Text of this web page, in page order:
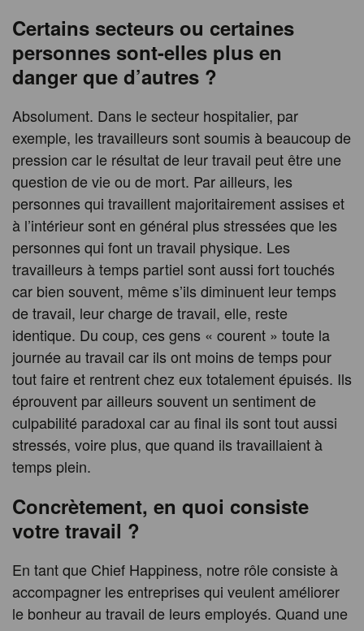
Certains secteurs ou certaines
personnes sont-elles plus en
danger que d’autres ?
Absolument. Dans le secteur hospitalier, par
exemple, les travailleurs sont soumis à beaucoup de
pression car le résultat de leur travail peut être une
question de vie ou de mort. Par ailleurs, les
personnes qui travaillent majoritairement assises et
à l’intérieur sont en général plus stressées que les
personnes qui font un travail physique. Les
travailleurs à temps partiel sont aussi fort touchés
car bien souvent, même s’ils diminuent leur temps
de travail, leur charge de travail, elle, reste
identique. Du coup, ces gens « courent » toute la
journée au travail car ils ont moins de temps pour
tout faire et rentrent chez eux totalement épuisés. Ils
éprouvent par ailleurs souvent un sentiment de
culpabilité paradoxal car au final ils sont tout aussi
stressés, voire plus, que quand ils travaillaient à
temps plein.
Concrètement, en quoi consiste
votre travail ?
En tant que Chief Happiness, notre rôle consiste à
accompagner les entreprises qui veulent améliorer
le bonheur au travail de leurs employés. Quand une